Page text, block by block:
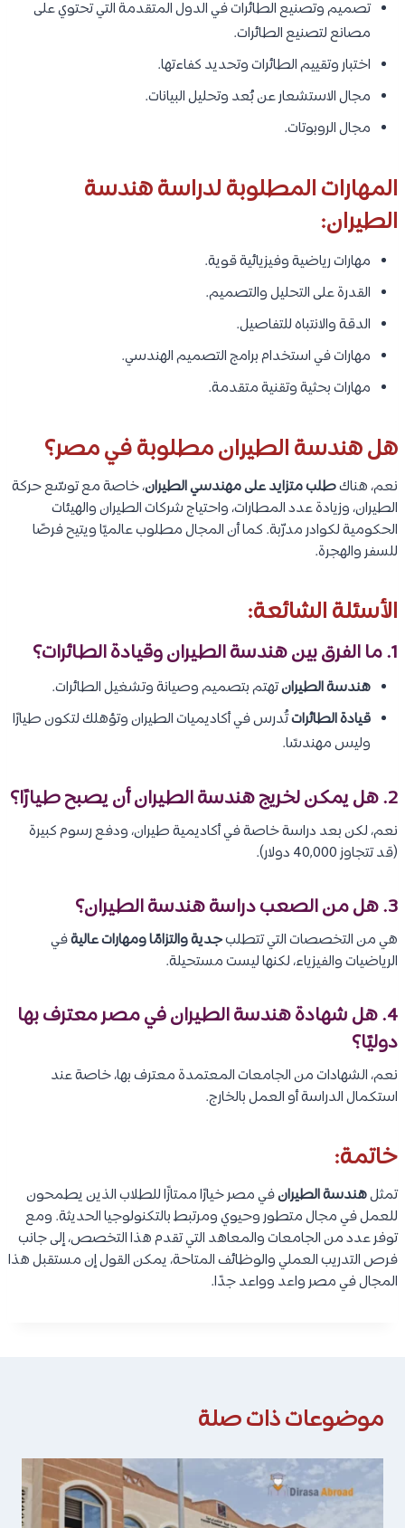
تصميم وتصنيع الطائرات في الدول المتقدمة التي تحتوي على
مصانع لتصنيع الطائرات.
اختبار وتقييم الطائرات وتحديد كفاءتها.
مجال الاستشعار عن بُعد وتحليل البيانات.
مجال الروبوتات.
المهارات المطلوبة لدراسة هندسة
الطيران:
مهارات رياضية وفيزيائية قوية.
القدرة على التحليل والتصميم.
الدقة والانتباه للتفاصيل.
مهارات في استخدام برامج التصميم الهندسي.
مهارات بحثية وتقنية متقدمة.
هل هندسة الطيران مطلوبة في مصر؟
نعم، هناكطلب متزايد على مهندسي الطيران، خاصة مع توسّع حركة
الطيران، وزيادة عدد المطارات، واحتياج شركات الطيران والهيئات
الحكومية لكوادر مدرّبة. كما أن المجال مطلوب عالميًا ويتيح فرصًا
للسفر والهجرة.
الأسئلة الشائعة:
1. ما الفرق بين هندسة الطيران وقيادة الطائرات؟
هندسة الطيرانتهتم بتصميم وصيانة وتشغيل الطائرات.
قيادة الطائراتتُدرس في أكاديميات الطيران وتؤهلك لتكون طيارًا
وليس مهندسًا.
2. هل يمكن لخريج هندسة الطيران أن يصبح طيارًا؟
نعم، لكن بعد دراسة خاصة في أكاديمية طيران، ودفع رسوم كبيرة
(قد تتجاوز 40,000 دولار).
3. هل من الصعب دراسة هندسة الطيران؟
هي من التخصصات التي تتطلبجدية والتزامًا ومهارات عاليةفي
الرياضيات والفيزياء، لكنها ليست مستحيلة.
4. هل شهادة هندسة الطيران في مصر معترف بها
دوليًا؟
نعم، الشهادات من الجامعات المعتمدة معترف بها، خاصة عند
استكمال الدراسة أو العمل بالخارج.
خاتمة:
تمثلهندسة الطيرانفي مصر خيارًا ممتازًا للطلاب الذين يطمحون
للعمل في مجال متطور وحيوي ومرتبط بالتكنولوجيا الحديثة. ومع
توفر عدد من الجامعات والمعاهد التي تقدم هذا التخصص، إلى جانب
فرص التدريب العملي والوظائف المتاحة، يمكن القول إن مستقبل هذا
المجال في مصر واعد وواعد جدًا.
موضوعات ذات صلة